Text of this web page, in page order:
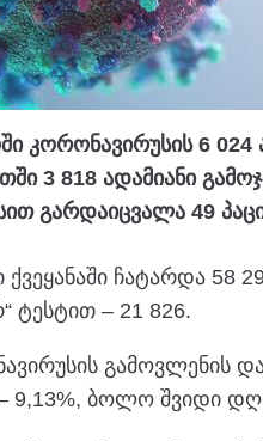
კორონავირუსის 6 024
3 818 ადამიანი
გარდაიცვალა 49
ჩატარდა 58
ტესტით – 21 826.
გამოვლენის
ბოლო შვიდი